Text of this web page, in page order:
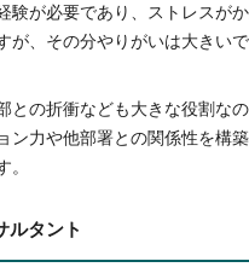
験が必要であり、ストレスが
が、その分やりがいは大きいで
との折衝なども大きな役割な
ン力や他部署との関係性を構
。
ルタント